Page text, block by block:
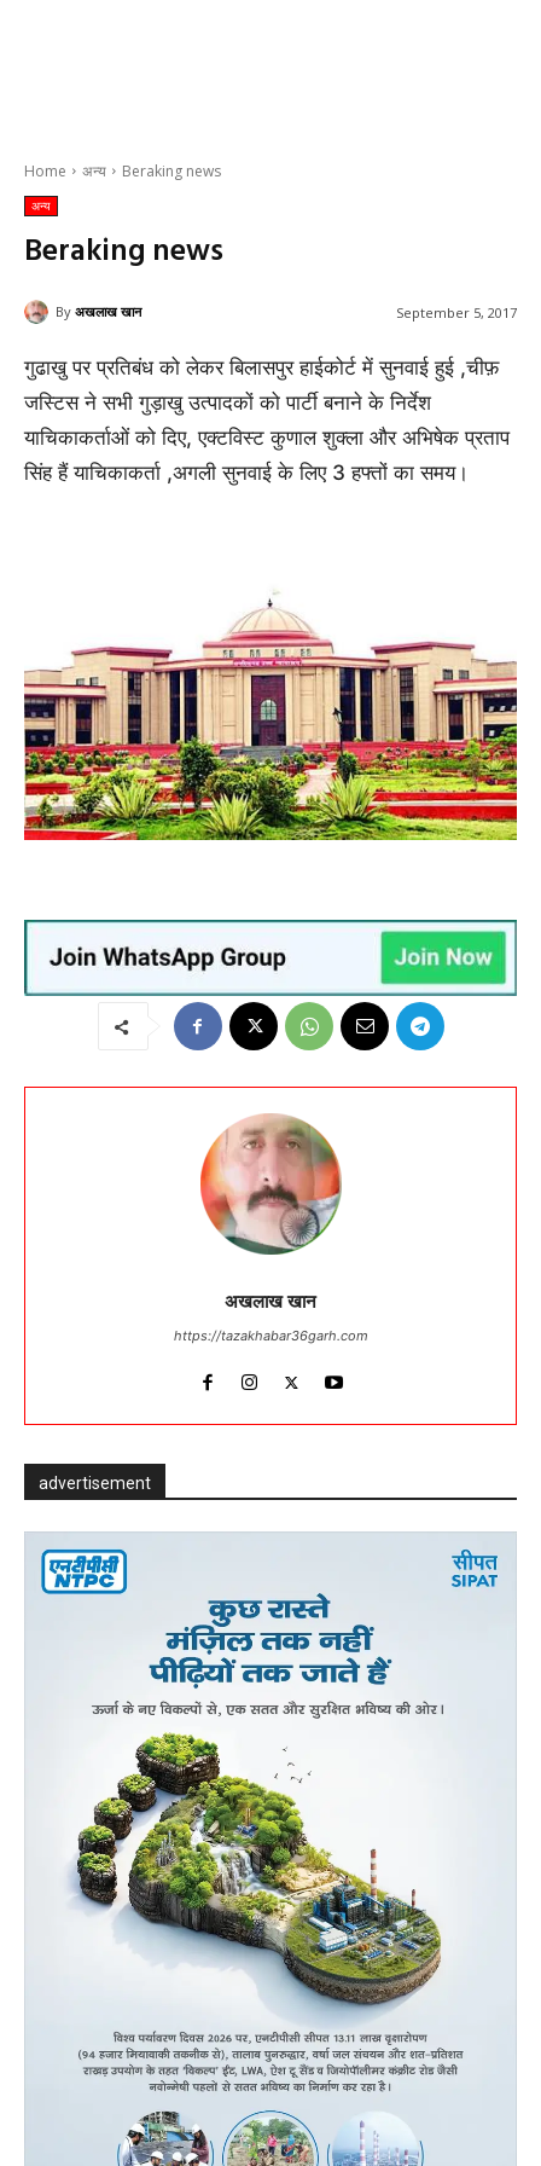
Home अन्य Beraking news
अन्य
Beraking news
By अखलाख खान September 5, 2017
गुढाखु पर प्रतिबंध को लेकर बिलासपुर हाईकोर्ट में सुनवाई हुई ,चीफ़
जस्टिस ने सभी गुड़ाखु उत्पादकों को पार्टी बनाने के निर्देश
याचिकाकर्ताओं को दिए, एक्टविस्ट कुणाल शुक्ला और अभिषेक प्रताप
सिंह हैं याचिकाकर्ता ,अगली सुनवाई के लिए 3 हफ्तों का समय।
अखलाख खान
https://tazakhabar36garh.com
advertisement